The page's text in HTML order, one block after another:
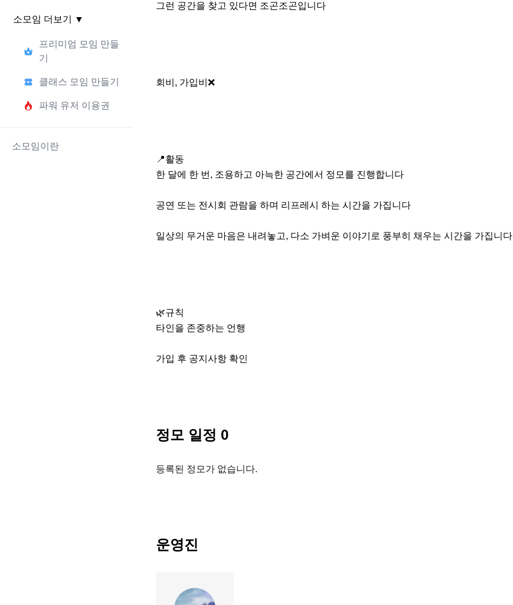
소모임 더보기 ▼
프리미엄 모임 만들
기
클래스 모임 만들기
파워 유저 이용권
소모임이란
그런 공간을 찾고 있다면 조곤조곤입니다
회비, 가입비❌
📍활동
한 달에 한 번, 조용하고 아늑한 공간에서 정모를 진행합니다
공연 또는 전시회 관람을 하며 리프레시 하는 시간을 가집니다
일상의 무거운 마음은 내려놓고, 다소 가벼운 이야기로 풍부히 채우는 시간을 가집니다
🌿규칙
타인을 존중하는 언행
가입 후 공지사항 확인
정모 일정 0
등록된 정모가 없습니다.
운영진